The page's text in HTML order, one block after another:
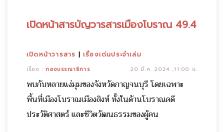
เปิดหน้าสารบัญวารสารเมืองโบราณ 49.4
เปิดหน้าวารสาร |เรื่องเด่นประจำเล่ม
เรื่อง :กองบรรณาธิการ 20 มี.ค. 2024 ,11:00 น.
พบกับหลายแง่มุมของจังหวัดกาญจนบุรี โดยเฉพาะ
พื้นที่เมืองโบราณเมืองสิงห์ ทั้งในด้านโบราณคดี
ประวัติศาสตร์ และชีวิตวัฒนธรรมของผู้คน